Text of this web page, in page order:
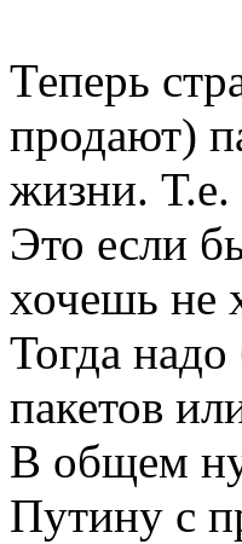
Теперь
продают)
жизни. Т.е.
Это если
хочешь не
Тогда надо
пакетов
В общем
Путину с